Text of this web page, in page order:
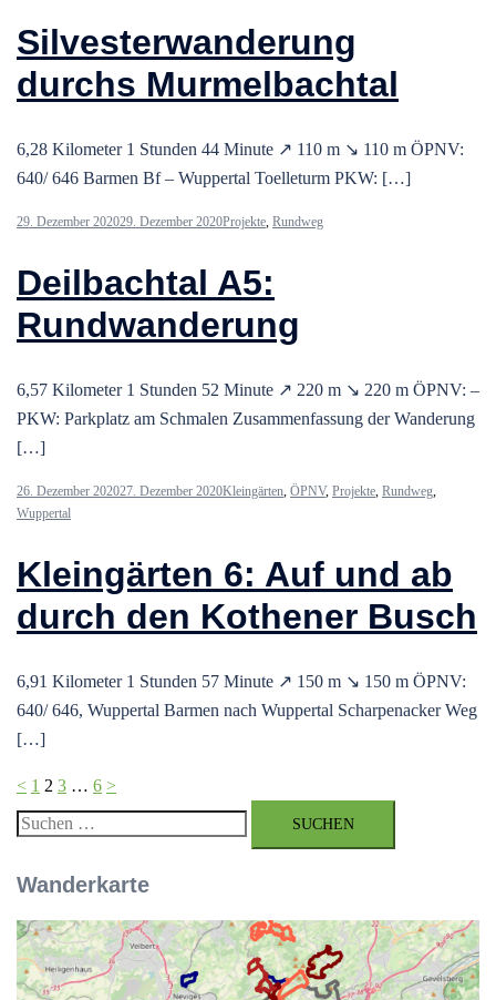
Silvesterwanderung
durchs Murmelbachtal
6,28 Kilometer 1 Stunden 44 Minute ↗ 110 m ↘ 110 m ÖPNV:
640/ 646 Barmen Bf – Wuppertal Toelleturm PKW: […]
29. Dezember 202029. Dezember 2020Projekte Rundweg
Deilbachtal A5:
Rundwanderung
6,57 Kilometer 1 Stunden 52 Minute ↗ 220 m ↘ 220 m ÖPNV: –
PKW: Parkplatz am Schmalen Zusammenfassung der Wanderung
[…]
26. Dezember 202027. Dezember 2020Kleingärten ÖPNV, Projekte Rundweg
Wuppertal
Kleingärten 6: Auf und ab
durch den Kothener Busch
6,91 Kilometer 1 Stunden 57 Minute ↗ 150 m ↘ 150 m ÖPNV:
640/ 646, Wuppertal Barmen nach Wuppertal Scharpenacker Weg
[…]
Seitennummerierung
der
Beiträge
< 1 2 3 … 6 >
Suchen
Wanderkarte